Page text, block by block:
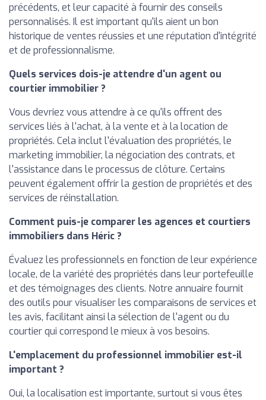
précédents, et leur capacité à fournir des conseils
personnalisés. Il est important qu'ils aient un bon
historique de ventes réussies et une réputation d'intégrité
et de professionnalisme.
Quels services dois-je attendre d'un agent ou
courtier immobilier ?
Vous devriez vous attendre à ce qu'ils offrent des
services liés à l'achat, à la vente et à la location de
propriétés. Cela inclut l'évaluation des propriétés, le
marketing immobilier, la négociation des contrats, et
l'assistance dans le processus de clôture. Certains
peuvent également offrir la gestion de propriétés et des
services de réinstallation.
Comment puis-je comparer les agences et courtiers
immobiliers dans Héric ?
Évaluez les professionnels en fonction de leur expérience
locale, de la variété des propriétés dans leur portefeuille
et des témoignages des clients. Notre annuaire fournit
des outils pour visualiser les comparaisons de services et
les avis, facilitant ainsi la sélection de l'agent ou du
courtier qui correspond le mieux à vos besoins.
L'emplacement du professionnel immobilier est-il
important ?
Oui, la localisation est importante, surtout si vous êtes